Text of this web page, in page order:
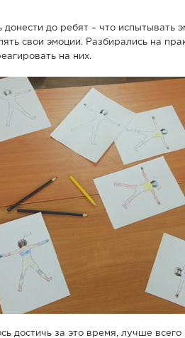
донести до ребят – что испытывать
свои эмоции. Разбирались на
на них.
достичь за это время, лучше всего